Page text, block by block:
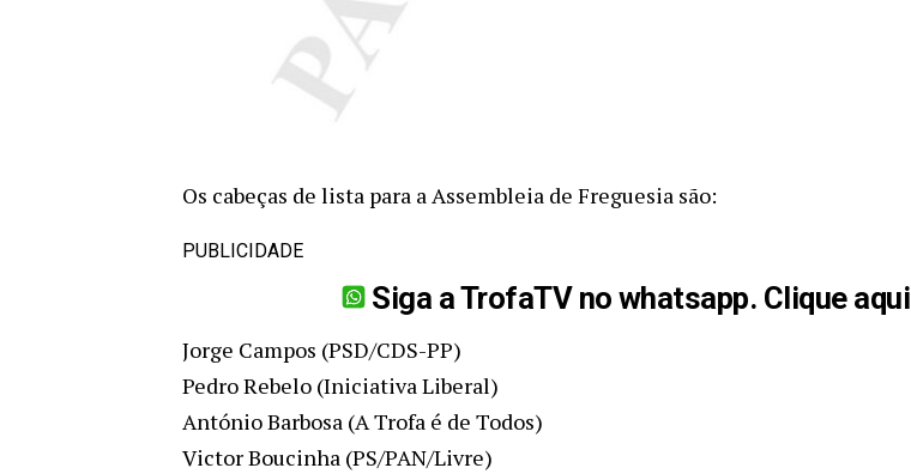
Os cabeças de lista para a Assembleia de Freguesia são:
PUBLICIDADE
Siga a TrofaTV no whatsapp. Clique aqui
Jorge Campos (PSD/CDS-PP)
Pedro Rebelo (Iniciativa Liberal)
António Barbosa (A Trofa é de Todos)
Victor Boucinha (PS/PAN/Livre)